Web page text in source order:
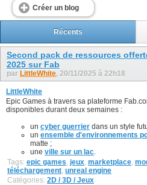
Créer un blog
Récents
Second pack de ressources
2025 sur Fab
par LittleWhite, 20/11/2025 à 22h18
LittleWhite
Epic Games à travers sa plateforme
disponibles durant deux semaines :
un cyber guerrier dans un style
un ensemble d'environnements
matte ;
une ville sur un lac.
Tags: epic games jeux marketplace
téléchargement unreal engine
Catégories: 2D / 3D / Jeux